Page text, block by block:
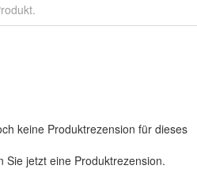
keine Produktrezension für dieses
Sie jetzt eine Produktrezension.